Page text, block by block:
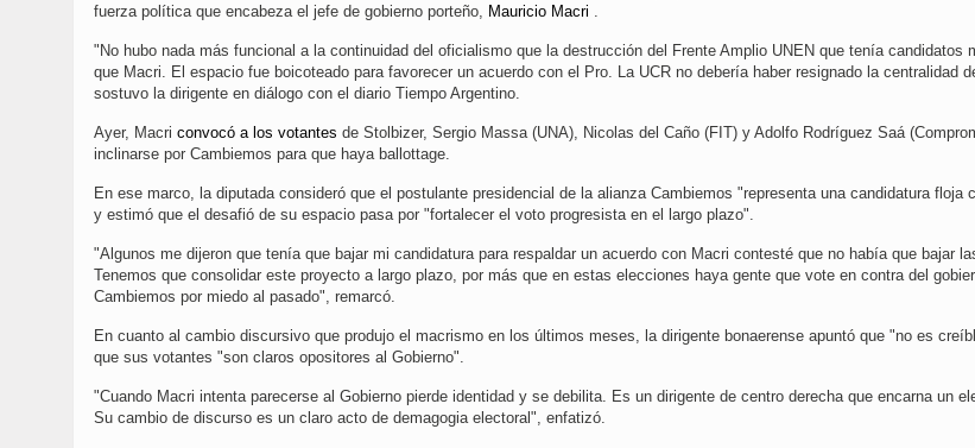
fuerza política que encabeza el jefe de gobierno porteño, Mauricio Macri
"No hubo nada más funcional a la continuidad del oficialismo que la destrucción del Frente Amplio UNEN que tenía candidatos
que Macri. El espacio fue boicoteado para favorecer un acuerdo con el Pro. La UCR no debería haber resignado la centralidad
sostuvo la dirigente en diálogo con el diario Tiempo Argentino.
Ayer, Macri convocó a los votantes de Stolbizer, Sergio Massa (UNA), Nicolas del Caño (FIT) y Adolfo Rodríguez Saá
inclinarse por Cambiemos para que haya ballottage.
En ese marco, la diputada consideró que el postulante presidencial de la alianza Cambiemos "representa una candidatura floja
y estimó que el desafió de su espacio pasa por "fortalecer el voto progresista en el largo plazo".
"Algunos me dijeron que tenía que bajar mi candidatura para respaldar un acuerdo con Macri contesté que no había que bajar
Tenemos que consolidar este proyecto a largo plazo, por más que en estas elecciones haya gente que vote en contra del
Cambiemos por miedo al pasado", remarcó.
En cuanto al cambio discursivo que produjo el macrismo en los últimos meses, la dirigente bonaerense apuntó que "no es
que sus votantes "son claros opositores al Gobierno".
"Cuando Macri intenta parecerse al Gobierno pierde identidad y se debilita. Es un dirigente de centro derecha que encarna un
Su cambio de discurso es un claro acto de demagogia electoral", enfatizó.